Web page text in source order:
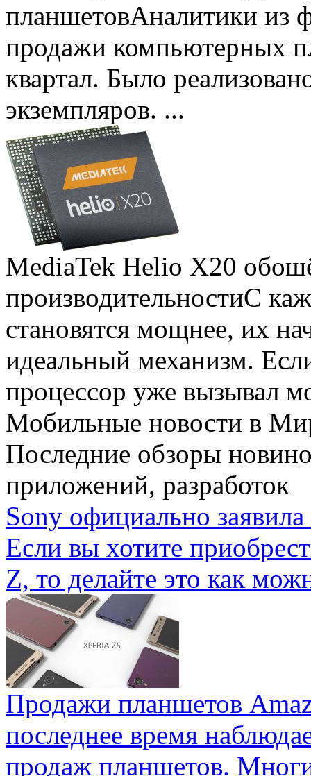
планшетовАналитики из
продажи компьютерных
квартал. Было
экземпляров. ...
MediaTek Helio X20
производительностиС
становятся мощнее, их
идеальный механизм.
процессор уже вызывал
Мобильные новости в
Последние обзоры
приложений, разработок
Sony официально
Если вы хотите
Z, то делайте это как
Продажи планшетов
последнее время
продаж планшетов.